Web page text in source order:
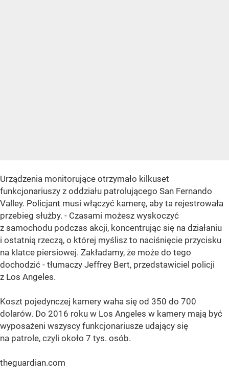
Urządzenia monitorujące otrzymało kilkuset
funkcjonariuszy z oddziału patrolującego San Fernando
Valley. Policjant musi włączyć kamerę, aby ta rejestrowała
przebieg służby. - Czasami możesz wyskoczyć
z samochodu podczas akcji, koncentrując się na działaniu
i ostatnią rzeczą, o której myślisz to naciśnięcie przycisku
na klatce piersiowej. Zakładamy, że może do tego
dochodzić - tłumaczy Jeffrey Bert, przedstawiciel policji
z Los Angeles.
Koszt pojedynczej kamery waha się od 350 do 700
dolarów. Do 2016 roku w Los Angeles w kamery mają być
wyposażeni wszyscy funkcjonariusze udający się
na patrole, czyli około 7 tys. osób.
theguardian.com